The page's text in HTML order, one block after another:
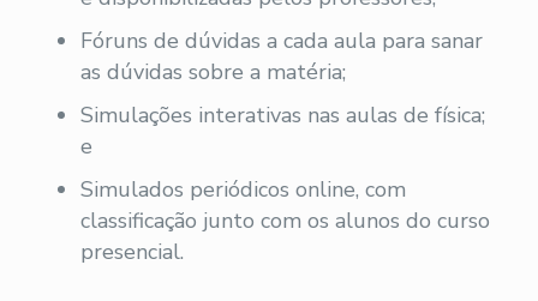
Fóruns de dúvidas a cada aula para sanar
as dúvidas sobre a matéria;
Simulações interativas nas aulas de física;
e
Simulados periódicos online, com
classificação junto com os alunos do curso
presencial.